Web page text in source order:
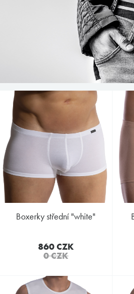
boxerky střední "white"
860 CZK
0 CZK